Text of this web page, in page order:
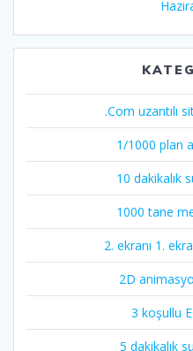
.Com uzantılı
1/1000 plan
10 dakikalık
1000 tane
2. ekranı 1.
2D
3 koşullu
5 dakikalık